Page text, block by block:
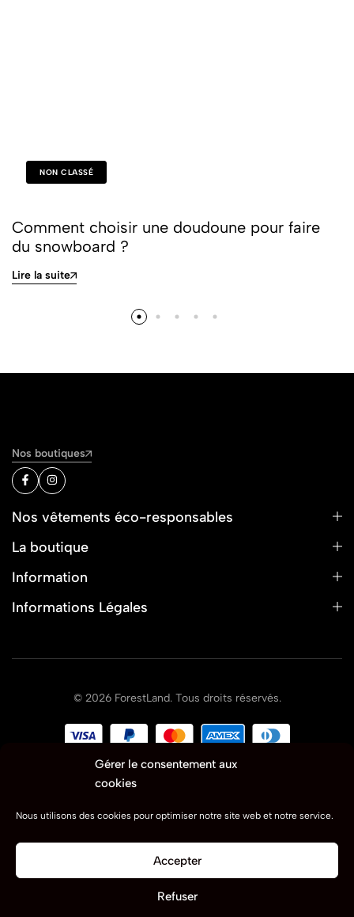
Gérer le consentement aux
cookies
Nous utilisons des cookies pour optimiser notre site web et notre service.
Accepter
Refuser
NON CLASSÉ
Comment choisir une doudoune pour faire
du snowboard ?
Lire la suite
Nos boutiques
Nos vêtements éco-responsables
La boutique
Information
Informations Légales
© 2026 ForestLand. Tous droits réservés.